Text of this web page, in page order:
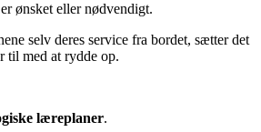
ønsket eller nødvendigt.
selv deres service fra bordet, sætter det
til med at rydde op.
læreplaner.